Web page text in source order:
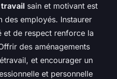
sain et motivant est
des employés. Instaurer
et de respect renforce la
des aménagements
et encourager un
et personnelle